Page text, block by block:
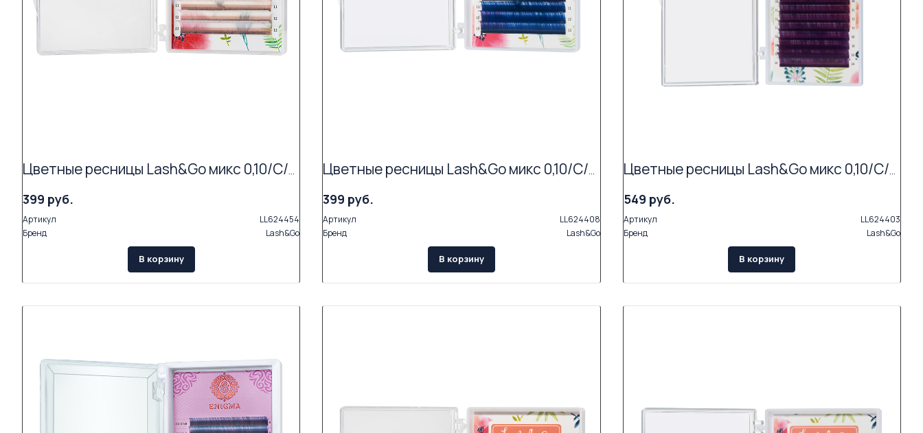
Цветные ресницы Lash&Go микс 0,10/C/7-12 mm "Белый" (6 линий)
399 руб.
Артикул
LL624454
Бренд
Lash&Go
В корзину
Цветные ресницы Lash&Go микс 0,10/C/7-12 mm "Синий" (6 линий)
399 руб.
Артикул
LL624408
Бренд
Lash&Go
В корзину
Цветные ресницы Lash&Go микс 0,10/C/7-14 mm "Фиолетовый" (16 линий)
549 руб.
Артикул
LL624403
Бренд
Lash&Go
В корзину